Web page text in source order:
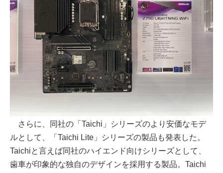
さらに、同社の「Taichi」シリーズのより安価なモデ
ルとして、「Taichi Lite」シリーズの製品も発表した。
Taichiと言えば同社のハイエンド向けシリーズとして、
歯車が印象的な独自のデザインを採用する製品。Taichi